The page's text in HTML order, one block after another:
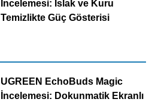
İncelemesi: Islak ve Kuru
Temizlikte Güç Gösterisi
UGREEN EchoBuds Magic
İncelemesi: Dokunmatik Ekranlı